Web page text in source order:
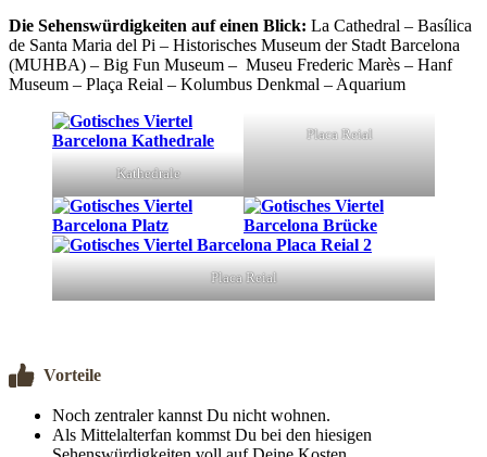
Die Sehenswürdigkeiten auf einen Blick: La Cathedral – Basílica
de Santa Maria del Pi – Historisches Museum der Stadt Barcelona
(MUHBA) – Big Fun Museum – Museu Frederic Marès – Hanf
Museum – Plaça Reial – Kolumbus Denkmal – Aquarium
Kathedrale
Placa Reial
Placa Reial
Vorteile
Noch zentraler kannst Du nicht wohnen.
Als Mittelalterfan kommst Du bei den hiesigen